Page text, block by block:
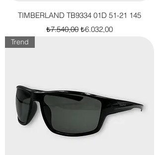
TIMBERLAND TB9334 01D 51-21 145
Normal Fiyat
₺7.540,00 İndirimli Fiyat
₺6.032,00
Trend